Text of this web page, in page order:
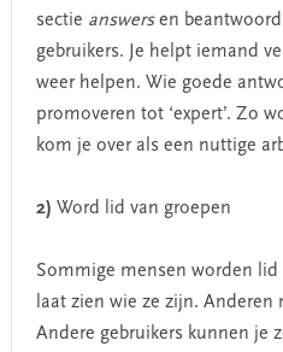
sectie answersen beantwoord
gebruikers. Je helpt iemand
weer helpen. Wie goede
promoveren tot ‘expert’. Zo
kom je over als een nuttige
2) Word lid van groepen
Sommige mensen worden
laat zien wie ze zijn.
Andere gebruikers kunnen je